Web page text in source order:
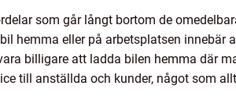
som går långt bortom de
hemma eller på arbetsplatsen innebär
billigare att ladda bilen hemma där
till anställda och kunder, något som